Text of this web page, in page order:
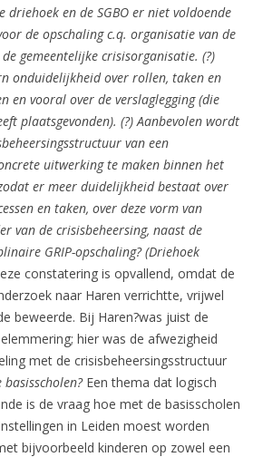
driehoek en de SGBO er niet voldoende
de opschaling c.q. organisatie van de
gemeentelijke crisisorganisatie. (?)
onduidelijkheid over rollen, taken en
en vooral over de verslaglegging (die
plaatsgevonden). (?) Aanbevolen wordt
van een
uitwerking te maken binnen het
er meer duidelijkheid bestaat over
en taken, over deze vorm van
van de crisisbeheersing, naast de
GRIP-opschaling? (Driehoek
constatering is opvallend, omdat de
naar Haren verrichtte, vrijwel
beweerde. Bij Haren?was juist de
hier was de afwezigheid
met de crisisbeheersingsstructuur
basisscholen?Een thema dat logisch
is de vraag hoe met de basisscholen
in Leiden moest worden
bijvoorbeeld kinderen op zowel een